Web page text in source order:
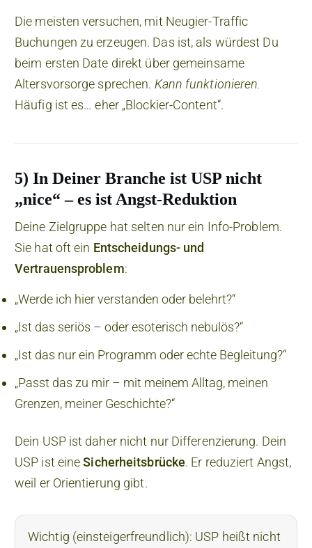
Die meisten versuchen, mit Neugier-Traffic
Buchungen zu erzeugen. Das ist, als würdest Du
beim ersten Date direkt über gemeinsame
Altersvorsorge sprechen. Kann funktionieren.
Häufig ist es… eher „Blockier-Content“.
5) In Deiner Branche ist USP nicht
„nice“ – es ist Angst-Reduktion
Deine Zielgruppe hat selten nur ein Info-Problem.
Sie hat oft ein Entscheidungs- und
Vertrauensproblem:
„Werde ich hier verstanden oder belehrt?“
„Ist das seriös – oder esoterisch nebulös?“
„Ist das nur ein Programm oder echte Begleitung?“
„Passt das zu mir – mit meinem Alltag, meinen
Grenzen, meiner Geschichte?“
Dein USP ist daher nicht nur Differenzierung. Dein
USP ist eineSicherheitsbrücke. Er reduziert Angst,
weil er Orientierung gibt.
Wichtig (einsteigerfreundlich): USP heißt nicht